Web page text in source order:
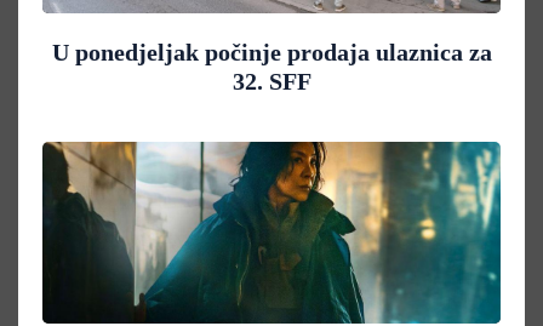
U ponedjeljak počinje prodaja ulaznica za
32. SFF